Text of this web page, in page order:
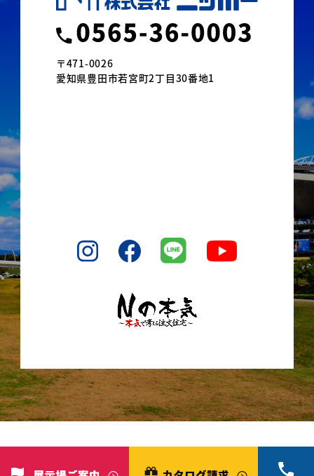
〒471-0026
愛知県豊田市若宮町2丁目30番地1